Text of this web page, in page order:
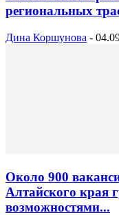
региональных
Дина Коршунова -
Около 900
Алтайского края
возможностями...